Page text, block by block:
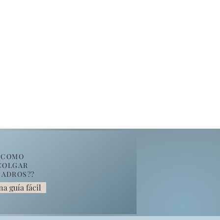
COMO
guía fácil